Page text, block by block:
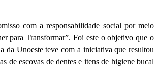
com a responsabilidade social por meio
para Transformar”. Foi este o objetivo que o
da Unoeste teve com a iniciativa que resultou
de escovas de dentes e itens de higiene bucal